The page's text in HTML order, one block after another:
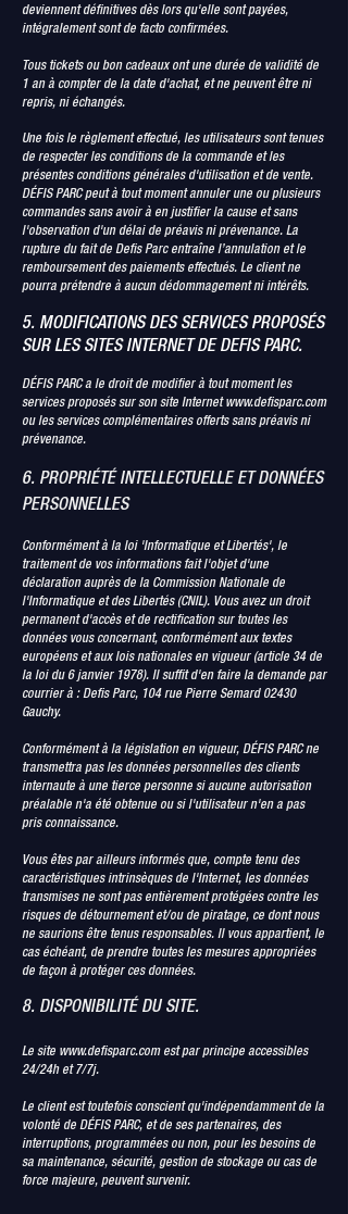
deviennent définitives dès lors qu'elle sont payées,
intégralement sont de facto confirmées.
Tous tickets ou bon cadeaux ont une durée de validité de
1 an à compter de la date d'achat, et ne peuvent être ni
repris, ni échangés.
Une fois le règlement effectué, les utilisateurs sont tenues
de respecter les conditions de la commande et les
présentes conditions générales d'utilisation et de vente.
DÉFIS PARC peut à tout moment annuler une ou plusieurs
commandes sans avoir à en justifier la cause et sans
l'observation d'un délai de préavis ni prévenance. La
rupture du fait de Defis Parc entraîne l’annulation et le
remboursement des paiements effectués. Le client ne
pourra prétendre à aucun dédommagement ni intérêts.
5. MODIFICATIONS DES SERVICES PROPOSÉS
SUR LES SITES INTERNET DE DEFIS PARC.
DÉFIS PARC a le droit de modifier à tout moment les
services proposés sur son site Internetwww.defisparc.com
ou les services complémentaires offerts sans préavis ni
prévenance.
6. PROPRIÉTÉ INTELLECTUELLE ET DONNÉES
PERSONNELLES
Conformément à la loi 'Informatique et Libertés', le
traitement de vos informations fait l'objet d'une
déclaration auprès de la Commission Nationale de
l'Informatique et des Libertés (CNIL). Vous avez un droit
permanent d'accès et de rectification sur toutes les
données vous concernant, conformément aux textes
européens et aux lois nationales en vigueur (article 34 de
la loi du 6 janvier 1978). Il suffit d'en faire la demande par
courrier à : Defis Parc, 104 rue Pierre Semard 02430
Gauchy.
Conformément à la législation en vigueur, DÉFIS PARC ne
transmettra pas les données personnelles des clients
internaute à une tierce personne si aucune autorisation
préalable n'a été obtenue ou si l'utilisateur n'en a pas
pris connaissance.
Vous êtes par ailleurs informés que, compte tenu des
caractéristiques intrinsèques de l'Internet, les données
transmises ne sont pas entièrement protégées contre les
risques de détournement et/ou de piratage, ce dont nous
ne saurions être tenus responsables. Il vous appartient, le
cas échéant, de prendre toutes les mesures appropriées
de façon à protéger ces données.
8. DISPONIBILITÉ DU SITE.
Le site www.defisparc.comest par principe accessibles
24/24h et 7/7j.
Le client est toutefois conscient qu'indépendamment de la
volonté de DÉFIS PARC, et de ses partenaires, des
interruptions, programmées ou non, pour les besoins de
sa maintenance, sécurité, gestion de stockage ou cas de
force majeure, peuvent survenir.